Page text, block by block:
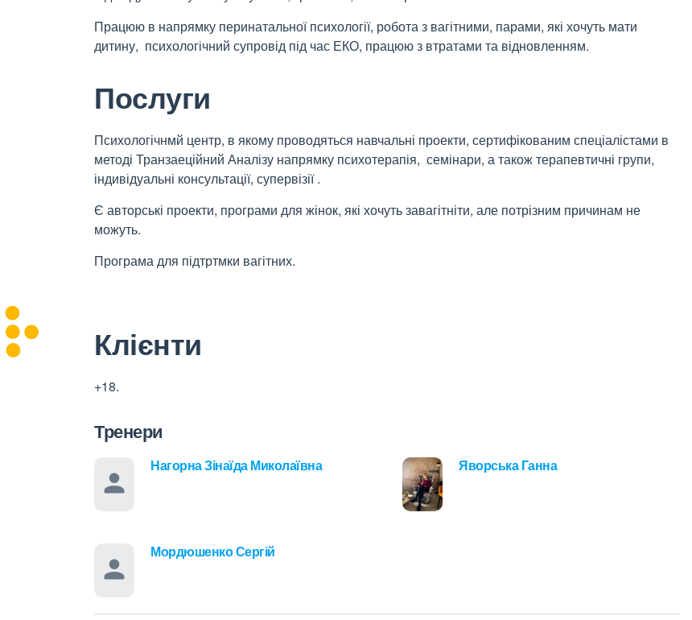
Працюю в напрямку перинатальної психології, робота з вагітними, парами, які хочуть мати
дитину, психологічний супровід під час ЕКО, працюю з втратами та відновленням.
Послуги
Психологічнмй центр, в якому проводяться навчальні проекти, сертифікованим спеціалістами в
методі Транзаеційний Аналізу напрямку психотерапія, семінари, а також терапевтичні групи,
індивідуальні консультації, супервізії .
Є авторські проекти, програми для жінок, які хочуть завагітніти, але потрізним причинам не
можуть.
Програма для підтртмки вагітних.
Клієнти
+18.
Тренери
Нагорна Зінаїда Миколаївна Яворська Ганна
Мордюшенко Сергій